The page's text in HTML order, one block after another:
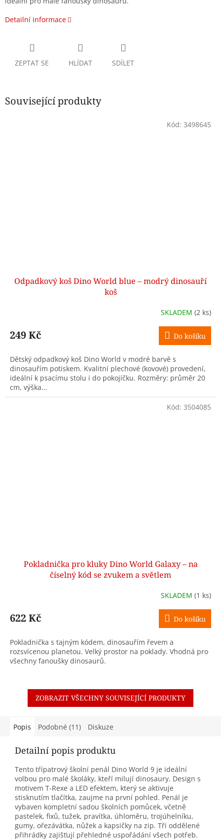
Detailní informace
ZEPTAT SE HLÍDAT SDÍLET
Související produkty
Odpadkový koš Dino World blue – modrý dinosauří
koš
SKLADEM (2 ks)
249 Kč Do košíku
Dětský odpadkový koš Dino World v modré barvě s
dinosauřím potiskem. Kvalitní plechové (kovové) provedení,
ideální k psacímu stolu i do pokojíčku. Rozměry: průměr 20
cm, výška...
Kód: 3498645
Pokladnička pro kluky Dino World Galaxy – na
číselný kód se zvukem a světlem
SKLADEM (1 ks)
622 Kč Do košíku
Pokladnička s tajným kódem, dinosauřím řevem a
rozsvícenou planetou. Velký prostor na poklady. Vhodná pro
všechny fanoušky dinosaurů.
Kód: 3504085
ZOBRAZIT VŠECHNY SOUVISEJÍCÍ PRODUKTY
Popis Podobné (11) Diskuze
Detailní popis produktu
Tento třípatrový školní penál Dino World 9 je ideální
volbou pro malé školáky, kteří milují dinosaury. Design s
motivem T-Rexe a LED efektem, který se aktivuje
stisknutím tlačítka, zaujme na první pohled. Penál je
vybaven kompletní sadou školních pomůcek, včetně
pastelek, fixů, tužek, pravítka, úhloměru, trojúhelníku,
gumy, ořezávátka, nůžek a kapsičky na zip. Tři oddělené
přihrádky zajišťují přehledné uspořádání všech potřeb.